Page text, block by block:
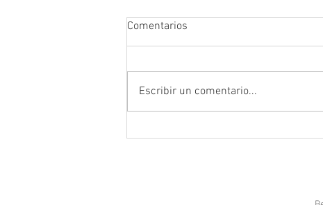
Comentarios
Escribir un comentario...